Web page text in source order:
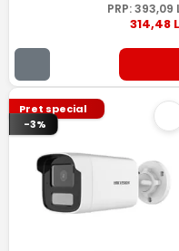
PRP:393,09
314,48
Pret special
-3%